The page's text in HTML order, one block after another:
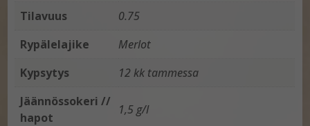
Tilavuus
0.75
Rypälelajike
Merlot
Kypsytys
12 kk tammessa
Jäännössokeri //
hapot
1,5 g/l